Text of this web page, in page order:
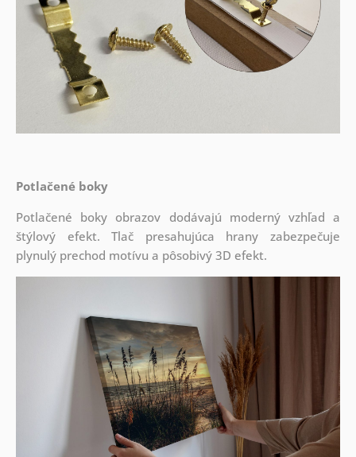
Potlačené boky
Potlačené boky obrazov dodávajú moderný vzhľad a
štýlový efekt. Tlač presahujúca hrany zabezpečuje
plynulý prechod motívu a pôsobivý 3D efekt.